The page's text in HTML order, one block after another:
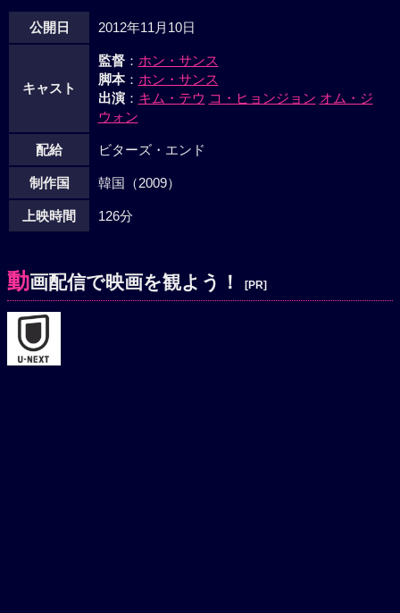
公開日 2012年11月10日
キャスト
監督： ホン・サンス
脚本： ホン・サンス
出演： キム・テウ コ・ヒョンジョン オム・ジ
ウォン
配給 ビターズ・エンド
制作国 韓国（2009）
上映時間 126分
動画配信で映画を観よう！ [PR]